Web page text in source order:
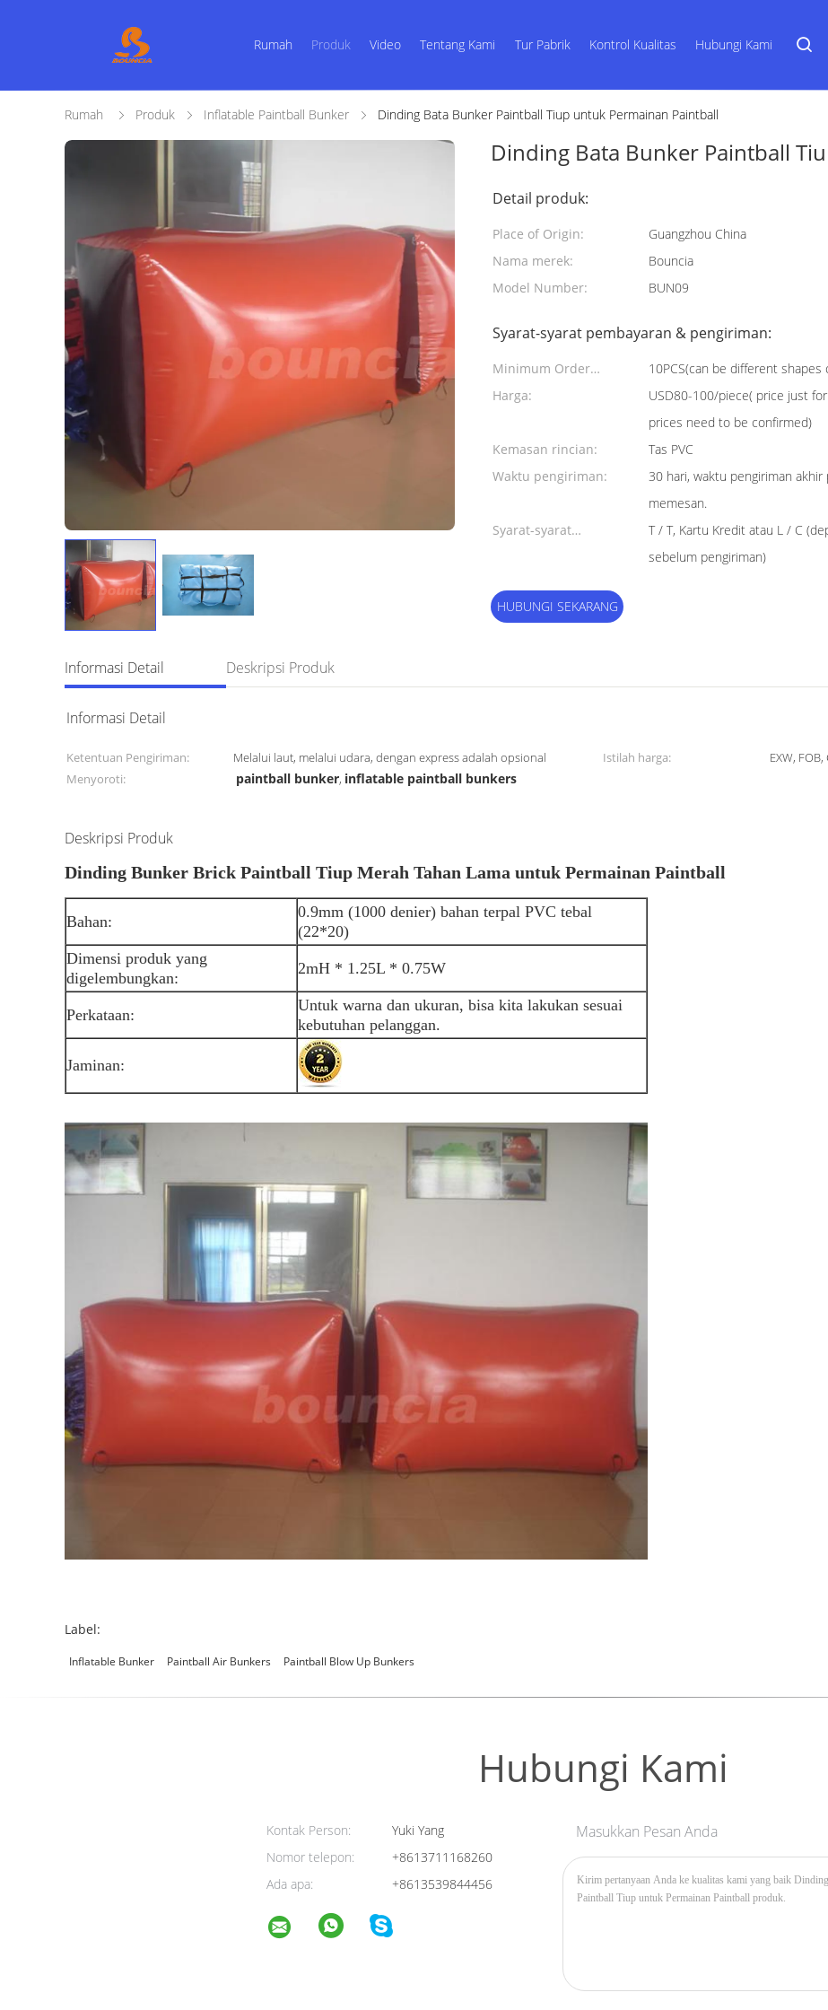
Rumah Produk Video Tentang Kami Tur Pabrik Kontrol Kualitas Hubungi Kami
Rumah Produk Inflatable Paintball Bunker Dinding Bata Bunker Paintball Tiup untuk Permainan Paintball
Dinding Bata Bunker Paintball
Detail produk:
Place of Origin:
Guangzhou China
Nama merek:
Bouncia
Model Number:
BUN09
Syarat-syarat pembayaran & pengiriman:
Minimum Order
Quantity:
10PCS(can be different
Harga:
USD80-100/piece( price just
prices need to be confirmed)
Kemasan rincian:
Tas PVC
Waktu pengiriman:
30 hari, waktu pengiriman
memesan.
Syarat-syarat
T / T, Kartu Kredit atau L / C
sebelum pengiriman)
HUBUNGI SEKARANG
Informasi Detail Deskripsi Produk
Informasi Detail
Ketentuan Pengiriman: Melalui laut, melalui udara, dengan express adalah opsional Istilah harga:
EXW,
Menyoroti:
paintball bunker, inflatable paintball bunkers
Deskripsi Produk
Dinding Bunker Brick Paintball Tiup Merah Tahan Lama untuk Permainan Paintball
Bahan:
0.9mm (1000 denier) bahan terpal PVC tebal
(22*20)
Dimensi produk yang
digelembungkan:
2mH * 1.25L * 0.75W
Perkataan:
Untuk warna dan ukuran, bisa kita lakukan sesuai
kebutuhan pelanggan.
Jaminan:
Label:
Inflatable Bunker Paintball Air Bunkers Paintball Blow Up Bunkers
Hubungi Kami
Kontak Person:
Yuki Yang
Nomor telepon:
+8613711168260
Ada apa:
+8613539844456
Masukkan Pesan Anda